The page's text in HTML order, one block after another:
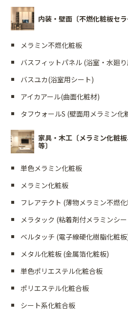
内装・壁面〔不燃化粧板セ
メラミン不燃化粧板
バスフィットパネル (浴室・水廻
バスユカ(浴室用シート)
アイカアール(曲面化粧材)
タフウォールS (壁面用メラミン化
家具・木工〔メラミン化粧
等〕
単色メラミン化粧板
メラミン化粧板
フレアテクト (薄物メラミン不燃
メラタック (粘着剤付メラミンシ
ベルタッチ (電子線硬化樹脂化粧
メタル化粧板 (金属箔化粧板)
単色ポリエステル化粧合板
ポリエステル化粧合板
シート系化粧合板